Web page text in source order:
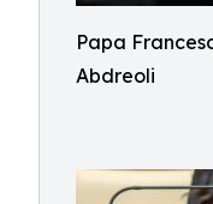
Papa
Abdreoli